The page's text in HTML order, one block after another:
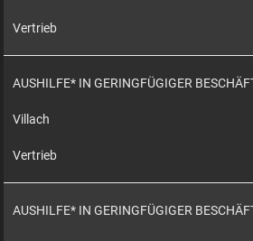
Vertrieb
AUSHILFE* IN GERINGFÜGIGER
Villach
Vertrieb
AUSHILFE* IN GERINGFÜGIGER